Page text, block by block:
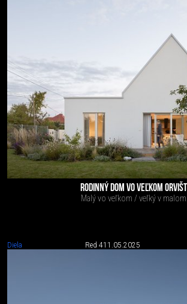
RODINNÝ DOM VO VEĽKOM
Malý vo veľkom / veľký v malom.
Diela Red 411.05.2025